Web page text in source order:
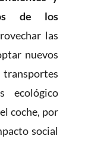
de los
las
nuevos
ecológico
coche, por
social